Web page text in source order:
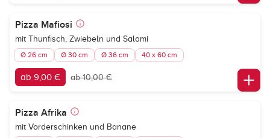
Pizza Mafiosi
mit Thunfisch, Zwiebeln und Salami
Ø 26 cm Ø 30 cm Ø 36 cm 40 x 60 cm
ab 9,00 € ab 10,00 €
Pizza Afrika
mit Vorderschinken und Banane